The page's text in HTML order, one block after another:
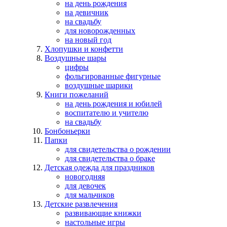
на день рождения
на девичник
на свадьбу
для новорожденных
на новый год
Хлопушки и конфетти
Воздушные шары
цифры
фольгированные фигурные
воздушные шарики
Книги пожеланий
на день рождения и юбилей
воспитателю и учителю
на свадьбу
Бонбоньерки
Папки
для свидетельства о рождении
для свидетельства о браке
Детская одежда для праздников
новогодняя
для девочек
для мальчиков
Детские развлечения
развивающие книжки
настольные игры